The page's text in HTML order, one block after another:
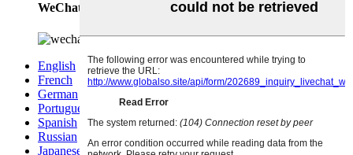
WeChat
English
French
German
Portuguese
Spanish
Russian
Japanese